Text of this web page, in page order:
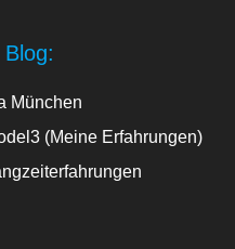
München
(Meine Erfahrungen)